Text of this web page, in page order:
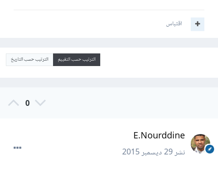
اقتباس
الترتيب حسب التقييم الترتيب حسب التاريخ
0
E.Nourddine
نشر29 ديسمبر 2015